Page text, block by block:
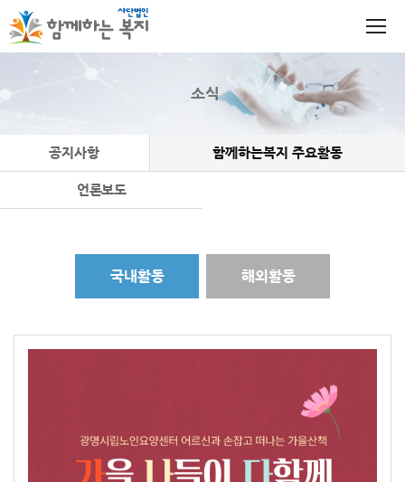
소식
공지사항 함께하는복지 주요활동
언론보도
국내활동 해외활동